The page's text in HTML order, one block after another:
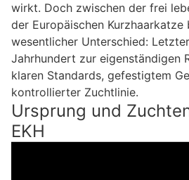
wirkt. Doch zwischen der frei
der Europäischen Kurzhaarkatze
wesentlicher Unterschied:
Jahrhundert zur eigenständigen
klaren Standards, gefestigtem
kontrollierter Zuchtlinie.
Ursprung und
EKH